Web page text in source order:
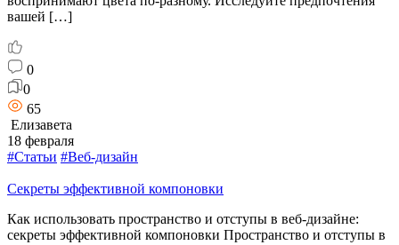
вашей […]
0
0
65
Елизавета
18 февраля
#Статьи #Веб-дизайн
Секреты эффективной компоновки
Как использовать пространство и отступы в веб-дизайне:
секреты эффективной компоновки Пространство и отступы в